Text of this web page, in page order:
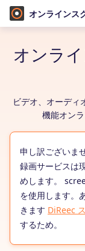
オンラインス
オンラ
ビデオ、オーディ
機能オン
申し訳ございま
録画サービスは
めします。
を使用します。
きます DiReec
するため。